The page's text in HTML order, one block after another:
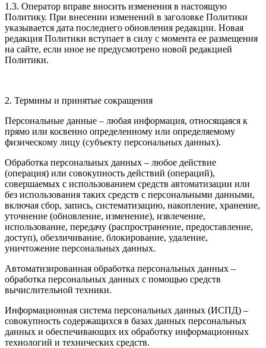
1.3. Оператор вправе вносить изменения в настоящую
Политику. При внесении изменений в заголовке Политики
указывается дата последнего обновления редакции. Новая
редакция Политики вступает в силу с момента ее размещения
на сайте, если иное не предусмотрено новой редакцией
Политики.
2. Термины и принятые сокращения
Персональные данные – любая информация, относящаяся к
прямо или косвенно определенному или определяемому
физическому лицу (субъекту персональных данных).
Обработка персональных данных – любое действие
(операция) или совокупность действий (операций),
совершаемых с использованием средств автоматизации или
без использования таких средств с персональными данными,
включая сбор, запись, систематизацию, накопление, хранение,
уточнение (обновление, изменение), извлечение,
использование, передачу (распространение, предоставление,
доступ), обезличивание, блокирование, удаление,
уничтожение персональных данных.
Автоматизированная обработка персональных данных –
обработка персональных данных с помощью средств
вычислительной техники.
Информационная система персональных данных (ИСПД) –
совокупность содержащихся в базах данных персональных
данных и обеспечивающих их обработку информационных
технологий и технических средств.